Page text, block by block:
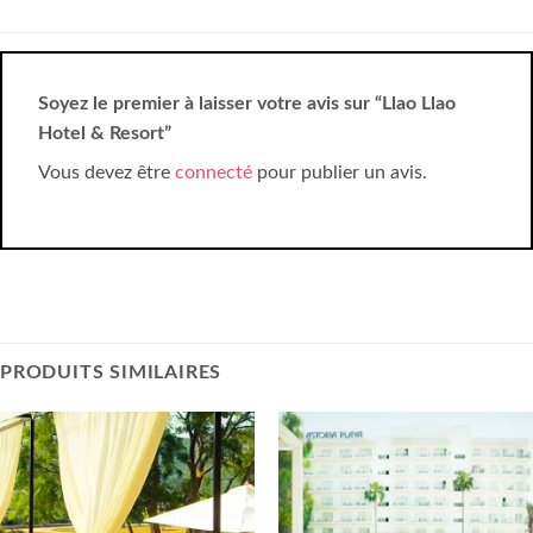
Soyez le premier à laisser votre avis sur “Llao Llao
Hotel & Resort”
Vous devez être connecté pour publier un avis.
PRODUITS SIMILAIRES